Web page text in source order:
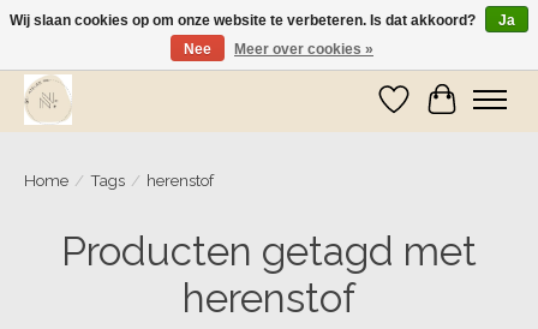
Wij zijn op vakantie! Vanaf zaterdag 9 mei worden er weer pakketjes verzonden
Verlanglijst
Home / Tags / herenstof
Producten getagd met
herenstof
Wij slaan cookies op om onze website te verbeteren. Is dat akkoord?
Ja
Nee
Meer over cookies »